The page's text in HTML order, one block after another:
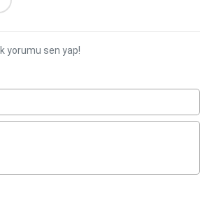
yorumu sen yap!